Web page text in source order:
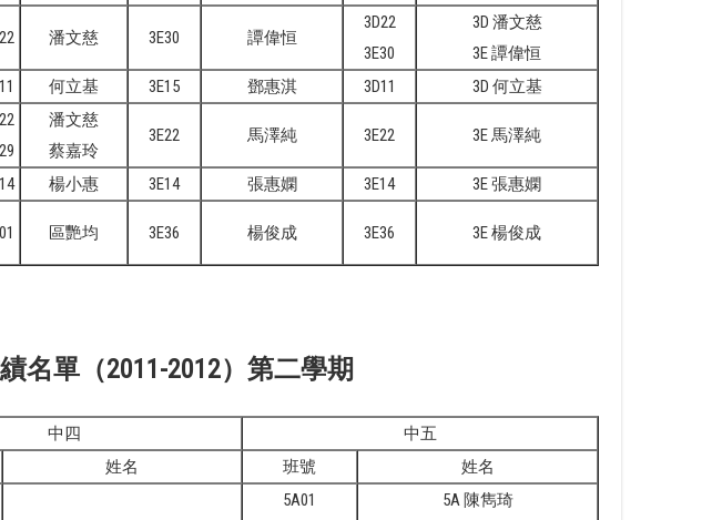
潘文慈 3E30 譚偉恒
3D22
3E30
3D 潘文慈
3E 譚偉恒
何立基 3E15 鄧惠淇 3D11 3D 何立基
潘文慈
蔡嘉玲
3E22 馬澤純 3E22 3E 馬澤純
楊小惠 3E14 張惠嫻 3E14 3E 張惠嫻
區艷均 3E36 楊俊成 3E36 3E 楊俊成
名單（2011-2012）第二學期
中四
中五
姓名 班號 姓名
5A01
5A 陳雋琦